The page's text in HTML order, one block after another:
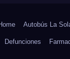
Autobús La
Defunciones